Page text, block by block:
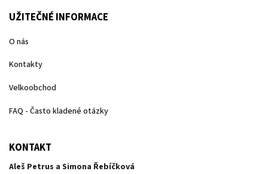
UŽITEČNÉ INFORMACE
O nás
Kontakty
Velkoobchod
FAQ - Často kladené otázky
KONTAKT
Aleš Petrus a Simona Řebíčková